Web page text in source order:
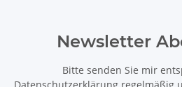
Newsletter
Bitte senden Sie mir